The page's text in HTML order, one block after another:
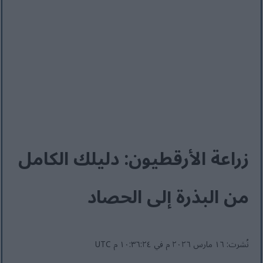
زراعة الأرقطيون: دليلك الكامل
من البذرة إلى الحصاد
نُشرت: ١٦ مارس ٢٠٢٦ م في ١٠:٣٦:٢٤ م UTC